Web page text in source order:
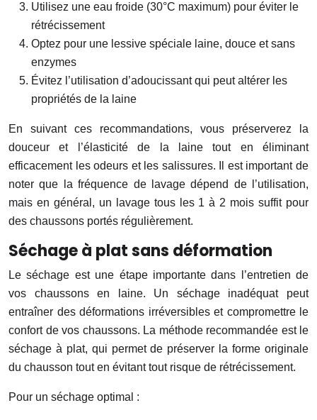
Utilisez une eau froide (30°C maximum) pour éviter le
rétrécissement
Optez pour une lessive spéciale laine, douce et sans
enzymes
Évitez l’utilisation d’adoucissant qui peut altérer les
propriétés de la laine
En suivant ces recommandations, vous préserverez la
douceur et l’élasticité de la laine tout en éliminant
efficacement les odeurs et les salissures. Il est important de
noter que la fréquence de lavage dépend de l’utilisation,
mais en général, un lavage tous les 1 à 2 mois suffit pour
des chaussons portés régulièrement.
Séchage à plat sans déformation
Le séchage est une étape importante dans l’entretien de
vos chaussons en laine. Un séchage inadéquat peut
entraîner des déformations irréversibles et compromettre le
confort de vos chaussons. La méthode recommandée est le
séchage à plat, qui permet de préserver la forme originale
du chausson tout en évitant tout risque de rétrécissement.
Pour un séchage optimal :